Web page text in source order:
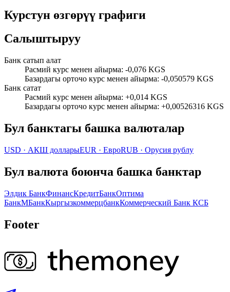
Курстун өзгөрүү графиги
Салыштыруу
Банк сатып алат
Расмий курс менен айырма: -0,076 KGS
Базардагы орточо курс менен айырма: -0,050579 KGS
Банк сатат
Расмий курс менен айырма: +0,014 KGS
Базардагы орточо курс менен айырма: +0,00526316 KGS
Бул банктагы башка валюталар
USD · АКШ долларыEUR · ЕвроRUB · Орусия рублу
Бул валюта боюнча башка банктар
Элдик БанкФинансКредитБанкОптима
БанкМБанкКыргызкоммерцбанкКоммерческий Банк КСБ
Footer